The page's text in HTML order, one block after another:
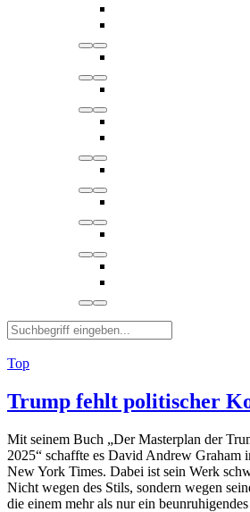
Top
Trump fehlt politischer
Mit seinem Buch „Der Masterplan der
2025“ schaffte es David Andrew Graham
New York Times. Dabei ist sein Werk
Nicht wegen des Stils, sondern wegen
die einem mehr als nur ein